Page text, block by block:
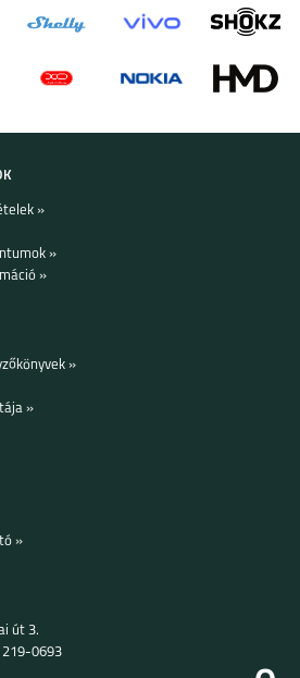
MAX
»
»
»
»
»
»
út 3.
219-0693